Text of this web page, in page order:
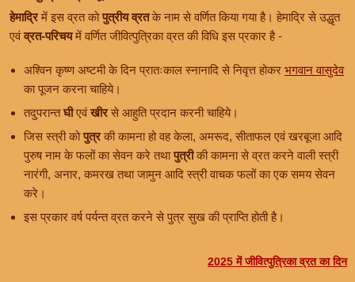
हेमाद्रिमें इस व्रत कोपुत्रीय व्रतके नाम से वर्णित किया गया है। हेमाद्रि से उद्धृत
एवंव्रत-परिचयमें वर्णित जीवित्पुत्रिका व्रत की विधि इस प्रकार है -
अश्विन कृष्ण अष्टमी के दिन प्रातःकाल स्नानादि से निवृत्त होकर भगवान वासुदेव
का पूजन करना चाहिये।
तदुपरान्तघीएवंखीरसे आहुति प्रदान करनी चाहिये।
जिस स्त्री कोपुत्रकी कामना हो वह केला, अमरूद, सीताफल एवं खरबूजा आदि
पुरुष नाम के फलों का सेवन करे तथापुत्रीकी कामना से व्रत करने वाली स्त्री
नारंगी, अनार, कमरख तथा जामुन आदि स्त्री वाचक फलों का एक समय सेवन
करे।
इस प्रकार वर्ष पर्यन्त व्रत करने से पुत्र सुख की प्राप्ति होती है।
2025 में जीवित्पुत्रिका व्रत का दिन